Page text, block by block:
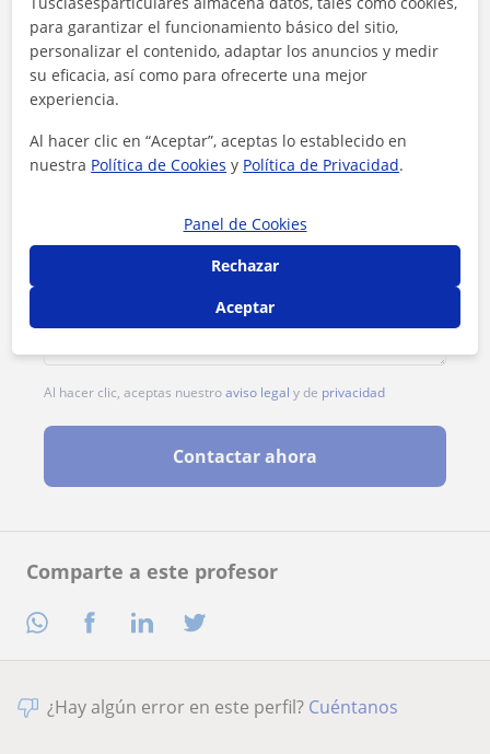
Comparte a este profesor
Tarifa 25€/h
Al hacer clic, aceptas nuestroaviso legal y de privacidad
Contactar ahora
¿Hay algún error en este perfil? Cuéntanos
para garantizar el funcionamiento básico del sitio,
personalizar el contenido, adaptar los anuncios y medir
su eficacia, así como para ofrecerte una mejor
experiencia.
Al hacer clic en “Aceptar”, aceptas lo establecido en
nuestra Política de Cookies y Política de Privacidad.
Panel de Cookies
Rechazar
Aceptar